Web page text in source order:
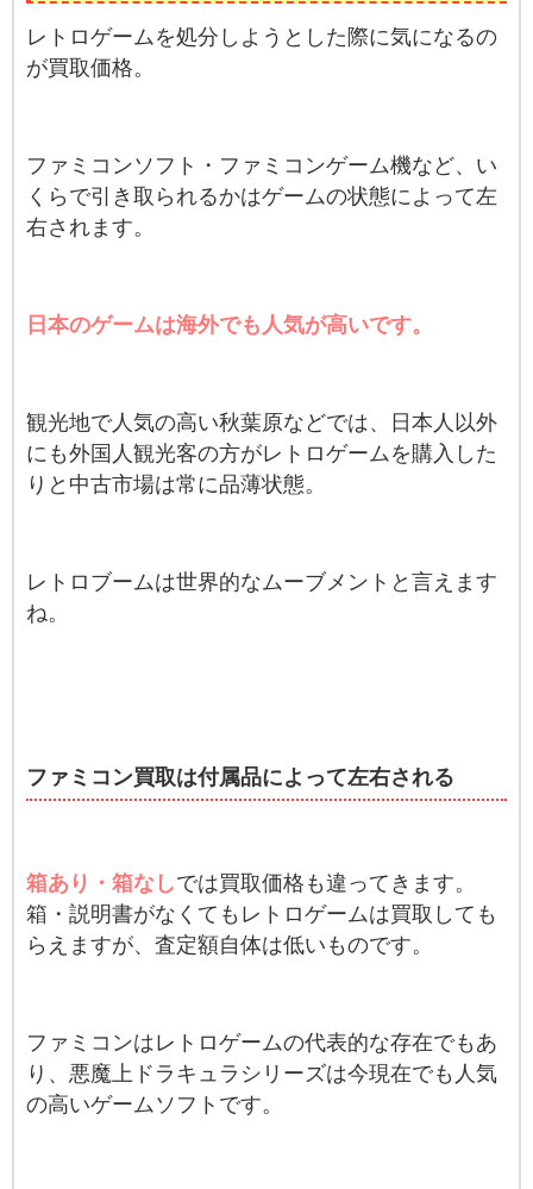
レトロゲームを処分しようとした際に気になるの
が買取価格。
ファミコンソフト・ファミコンゲーム機など、い
くらで引き取られるかはゲームの状態によって左
右されます。
日本のゲームは海外でも人気が高いです。
観光地で人気の高い秋葉原などでは、日本人以外
にも外国人観光客の方がレトロゲームを購入した
りと中古市場は常に品薄状態。
レトロブームは世界的なムーブメントと言えます
ね。
ファミコン買取は付属品によって左右される
箱あり・箱なしでは買取価格も違ってきます。
箱・説明書がなくてもレトロゲームは買取しても
らえますが、査定額自体は低いものです。
ファミコンはレトロゲームの代表的な存在でもあ
り、悪魔上ドラキュラシリーズは今現在でも人気
の高いゲームソフトです。